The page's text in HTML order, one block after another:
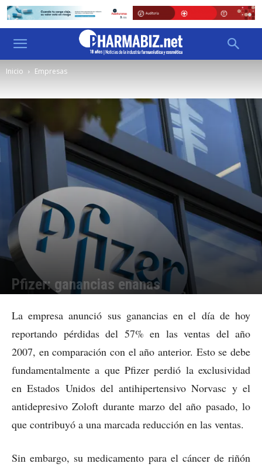
Inicio Empresas
Pfizer: ganancias enanas
La empresa anunció sus ganancias en el día de hoy
reportando pérdidas del 57% en las ventas del año
2007, en comparación con el año anterior. Esto se debe
fundamentalmente a que Pfizer perdió la exclusividad
en Estados Unidos del antihipertensivo Norvasc y el
antidepresivo Zoloft durante marzo del año pasado, lo
que contribuyó a una marcada reducción en las ventas.
Sin embargo, su medicamento para el cáncer de riñón